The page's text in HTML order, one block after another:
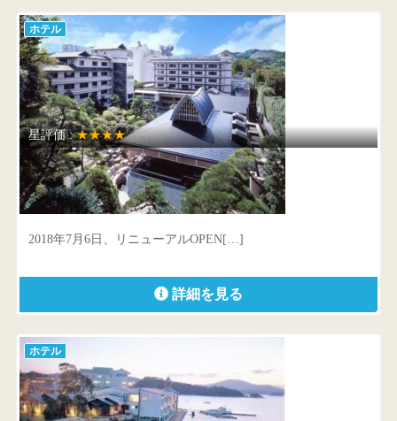
ホテル
星評価 :★★★★
玉造グランドホテル長生閣
島根県 松江市玉湯町玉造331
2018年7月6日、リニューアルOPEN[…]
詳細を見る
ホテル